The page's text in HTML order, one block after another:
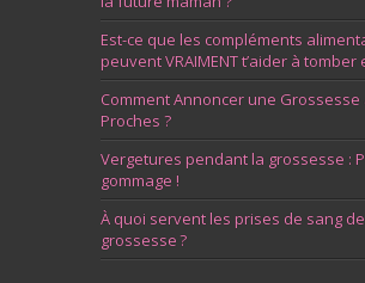
Est-ce que les compléments
peuvent VRAIMENT t’aider à tomber
Comment Annoncer une Grossesse
Proches ?
Vergetures pendant la grossesse :
gommage !
À quoi servent les prises de sang
grossesse ?